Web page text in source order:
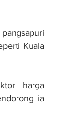
Kuala
harga
ia